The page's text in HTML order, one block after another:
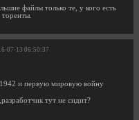
файлы только те, у кого есть
07-13 06:50:37
1942 и первую мировую войну
тут не сидит?